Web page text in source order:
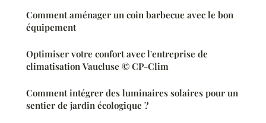
Comment aménager un coin barbecue avec le bon
équipement
Optimiser votre confort avec l'entreprise de
climatisation Vaucluse © CP-Clim
Comment intégrer des luminaires solaires pour un
sentier de jardin écologique ?